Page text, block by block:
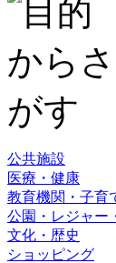
公共施設
医療・健康
教育機関・子育
公園・レジャー
文化・歴史
ショッピング